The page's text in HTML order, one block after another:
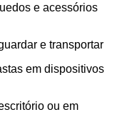
e acessórios
e transportar
em dispositivos
ou em